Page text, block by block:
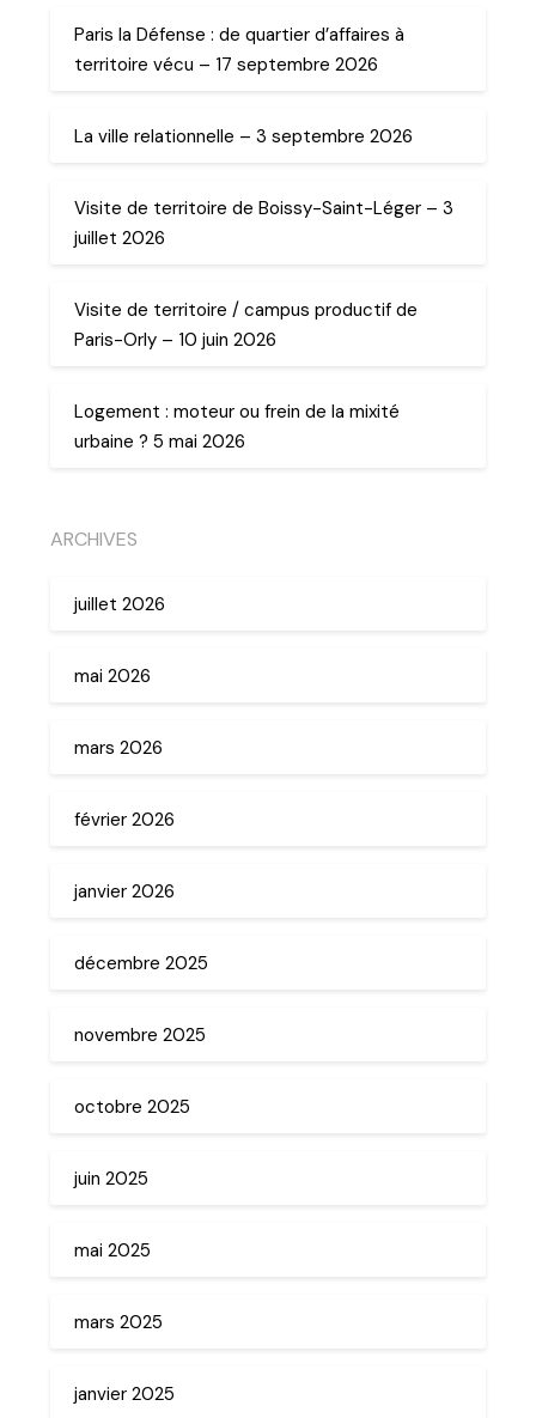
Paris la Défense : de quartier d’affaires à
territoire vécu – 17 septembre 2026
La ville relationnelle – 3 septembre 2026
Visite de territoire de Boissy-Saint-Léger – 3
juillet 2026
Visite de territoire / campus productif de
Paris-Orly – 10 juin 2026
Logement : moteur ou frein de la mixité
urbaine ? 5 mai 2026
ARCHIVES
juillet 2026
mai 2026
mars 2026
février 2026
janvier 2026
décembre 2025
novembre 2025
octobre 2025
juin 2025
mai 2025
mars 2025
janvier 2025